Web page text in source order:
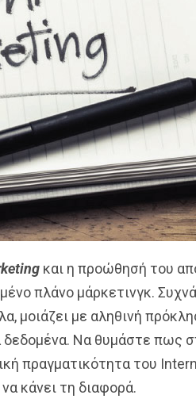
και η προώθησή του
πλάνο μάρκετινγκ.
μοιάζει με αληθινή
δεδομένα. Να θυμάστε πως
πραγματικότητα του
κάνει τη διαφορά.